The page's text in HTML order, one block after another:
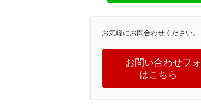
お気軽にお問合わせください。
お問い合わせフ
はこちら